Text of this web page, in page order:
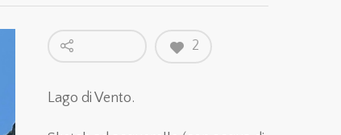
2
Lago di Vento.